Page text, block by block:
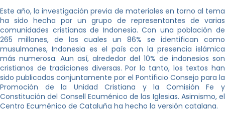
Este año, la investigación previa de materiales en torno al tema
ha sido hecha por un grupo de representantes de varias
comunidades cristianas de Indonesia. Con una población de
265 millones, de los cuales un 86% se identifican como
musulmanes, Indonesia es el país con la presencia islámica
más numerosa. Aun así, alrededor del 10% de indonesios son
cristianos de tradiciones diversas. Por lo tanto, los textos han
sido publicados conjuntamente por el Pontificio Consejo para la
Promoción de la Unidad Cristiana y la Comisión Fe y
Constitución del Consell Ecuménico de las Iglesias. Asimismo, el
Centro Ecuménico de Cataluña ha hecho la versión catalana.